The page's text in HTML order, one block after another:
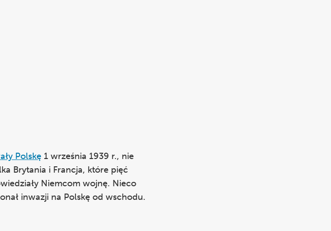
Polskę 1 września 1939 r., nie
Brytania i Francja, które pięć
Niemcom wojnę. Nieco
inwazji na Polskę od wschodu.